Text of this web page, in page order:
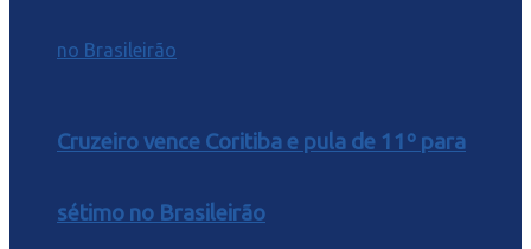
Cruzeiro vence Coritiba e pula de 11º para
sétimo no Brasileirão